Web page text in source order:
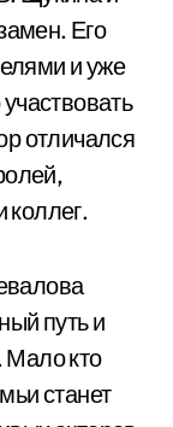
Его
и уже
отличался
коллег.
путь и
Мало кто
станет